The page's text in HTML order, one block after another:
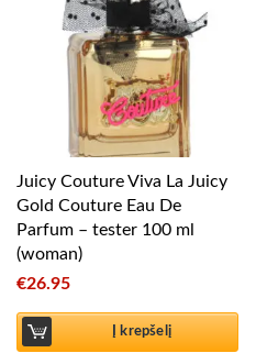
Juicy Couture Viva La Juicy
Gold Couture Eau De
Parfum – tester 100 ml
(woman)
€26.95
Į krepšelį